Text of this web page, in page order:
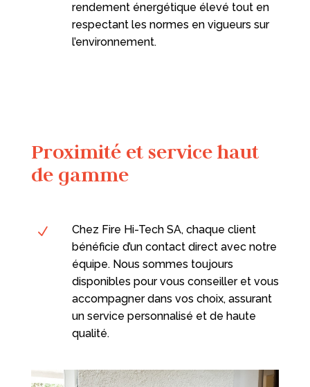
rendement énergétique élevé tout en
respectant les normes en vigueurs sur
l’environnement.
Proximité et service haut
de gamme
N
Chez Fire Hi-Tech SA, chaque client
bénéficie d’un contact direct avec notre
équipe. Nous sommes toujours
disponibles pour vous conseiller et vous
accompagner dans vos choix, assurant
un service personnalisé et de haute
qualité.